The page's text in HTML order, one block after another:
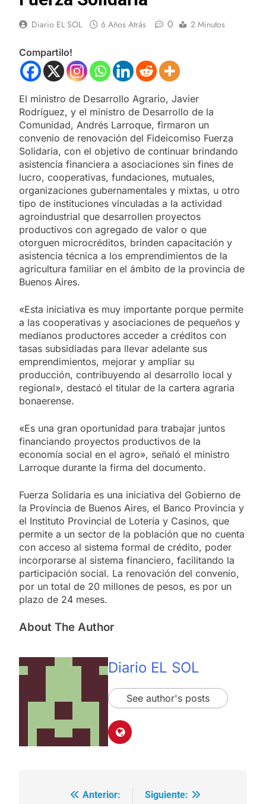
Diario EL SOL 6 Años Atrás 0 2 Minutos
Compartilo!
El ministro de Desarrollo Agrario, Javier
Rodríguez, y el ministro de Desarrollo de la
Comunidad, Andrés Larroque, firmaron un
convenio de renovación del Fideicomiso Fuerza
Solidaria, con el objetivo de continuar brindando
asistencia financiera a asociaciones sin fines de
lucro, cooperativas, fundaciones, mutuales,
organizaciones gubernamentales y mixtas, u otro
tipo de instituciones vinculadas a la actividad
agroindustrial que desarrollen proyectos
productivos con agregado de valor o que
otorguen microcréditos, brinden capacitación y
asistencia técnica a los emprendimientos de la
agricultura familiar en el ámbito de la provincia de
Buenos Aires.
«Esta iniciativa es muy importante porque permite
a las cooperativas y asociaciones de pequeños y
medianos productores acceder a créditos con
tasas subsidiadas para llevar adelante sus
emprendimientos, mejorar y ampliar su
producción, contribuyendo al desarrollo local y
regional», destacó el titular de la cartera agraria
bonaerense.
«Es una gran oportunidad para trabajar juntos
financiando proyectos productivos de la
economía social en el agro», señaló el ministro
Larroque durante la firma del documento.
Fuerza Solidaria es una iniciativa del Gobierno de
la Provincia de Buenos Aires, el Banco Provincia y
el Instituto Provincial de Lotería y Casinos, que
permite a un sector de la población que no cuenta
con acceso al sistema formal de crédito, poder
incorporarse al sistema financiero, facilitando la
participación social. La renovación del convenio,
por un total de 20 millones de pesos, es por un
plazo de 24 meses.
About The Author
Diario EL SOL
See author's posts
Navegación
Anterior:
Siguiente: